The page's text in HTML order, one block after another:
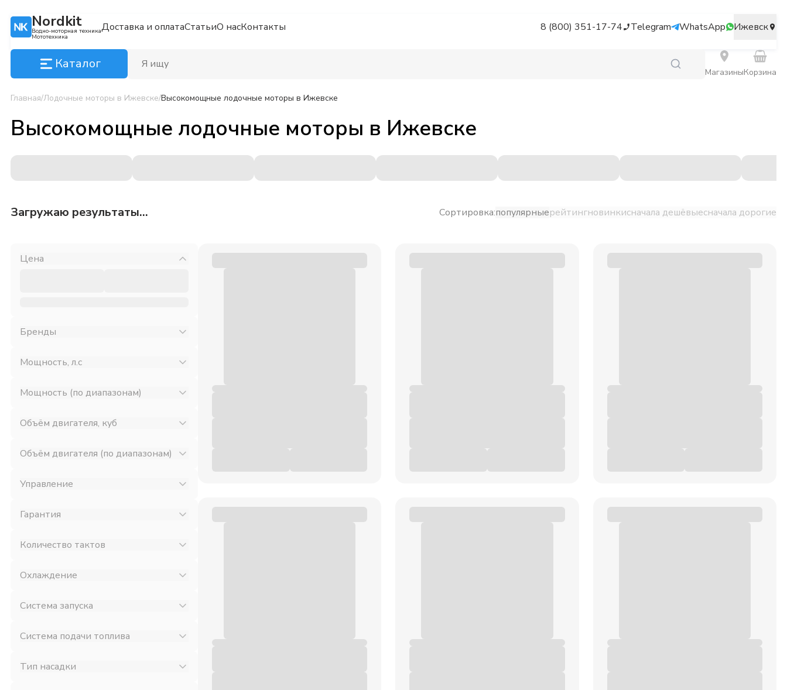
Nordkit
Водно-моторная техника
Мототехника
Доставка и оплатаСтатьиО насКонтакты 8 (800) 351-17-74 Telegram WhatsApp Ижевск
Каталог
МагазиныКорзина
Главная/Лодочные моторы в Ижевске/Высокомощные лодочные моторы в Ижевске
Высокомощные лодочные моторы в Ижевске
Загружаю результаты... Сортировка:популярныерейтингновинкисначала дешёвыесначала дорогие
Цена
Бренды
Мощность, л.с
Мощность (по диапазонам)
Объём двигателя, куб
Объём двигателя (по диапазонам)
Управление
Гарантия
Количество тактов
Охлаждение
Система запуска
Система подачи топлива
Тип насадки